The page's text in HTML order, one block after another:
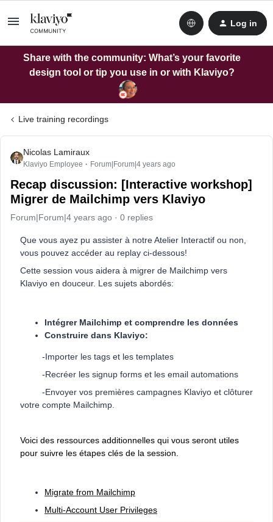
Log in
Share with the community: What’s your favorite
design tool or tip you use in or with Klaviyo?
Live training recordings
Nicolas Lamiraux
Klaviyo Employee Forum|Forum|4 years ago
Recap discussion: [Interactive workshop]
Migrer de Mailchimp vers Klaviyo
Forum|Forum|4 years ago 0 replies
Que vous ayez pu assister à notre Atelier Interactif ou non,
vous pouvez accéder au replay ci-dessous!
Cette session vous aidera à migrer de Mailchimp vers
Klaviyo en douceur. Les sujets abordés:
Intégrer Mailchimp et comprendre les données
Construire dans Klaviyo:
-Importer les tags et les templates
-Recréer les signup forms et les email automations
-Envoyer vos premières campagnes Klaviyo et clôturer
votre compte Mailchimp.
Voici des ressources additionnelles qui vous seront utiles
pour suivre les étapes clés de la session.
Migrate from Mailchimp
Multi-Account User Privileges